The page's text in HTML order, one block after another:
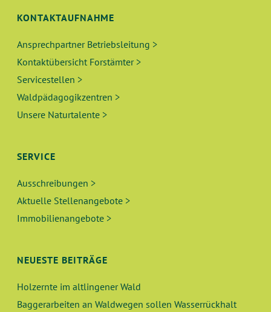
KONTAKTAUFNAHME
Ansprechpartner Betriebsleitung >
Kontaktübersicht Forstämter >
Servicestellen >
Waldpädagogikzentren >
Unsere Naturtalente >
SERVICE
Ausschreibungen >
Aktuelle Stellenangebote >
Immobilienangebote >
NEUESTE BEITRÄGE
Holzernte im altlingener Wald
Baggerarbeiten an Waldwegen sollen Wasserrückhalt